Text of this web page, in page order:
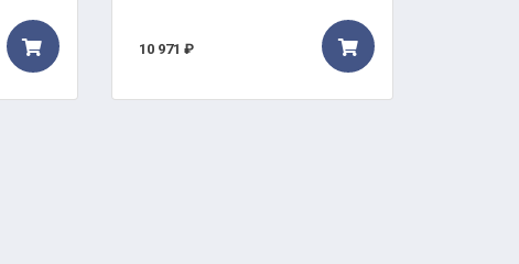
10 971 ₽